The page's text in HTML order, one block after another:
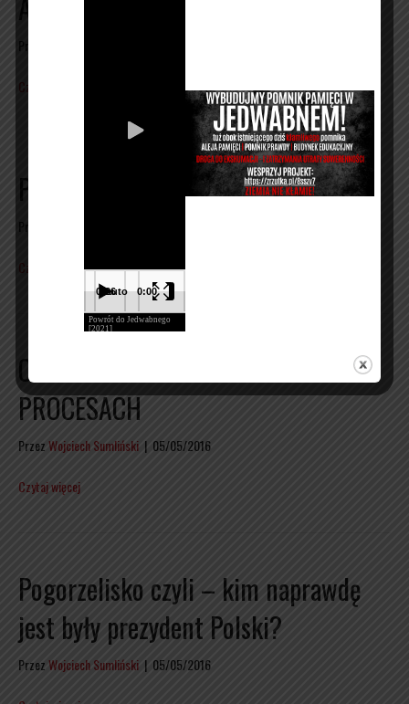
Przez
Czytaj więcej
Pogorzelisko czyli mafia państwowa
Przez
O ŚWINIACH CZYLI – PRAWDA O
PROCESACH
PrzezWojciech Sumliński | 05/05/2016
Czytaj więcej
Pogorzelisko czyli – kim naprawdę
jest były prezydent Polski?
PrzezWojciech Sumliński | 05/05/2016